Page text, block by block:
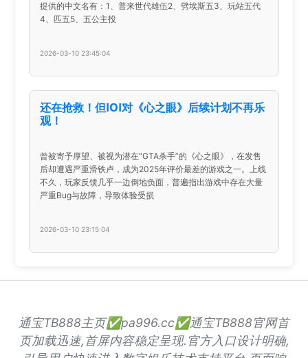
提供的中文名有：1、普来世代雄伍2、劈埃斯五3、玩站五代
4、匹五5、五公主投
2026-03-10 23:45:04
还在抢救！但IOI对《心之眼》后续计划不再乐
观！
曾被寄予厚望、被视为潜在“GTA杀手”的《心之眼》，在发售
后却遭遇严重滑铁卢，成为2025年评价最差的游戏之一。上线
不久，玩家反馈几乎一边倒地负面，普遍指出游戏中存在大量
严重Bug与故障，导致体验受损
2026-03-10 23:15:04
通宝TB888主页✅pa996.cc✅通宝TB888官网首
页加载迅速,首屏内容稳定呈现.官方入口设计明确,